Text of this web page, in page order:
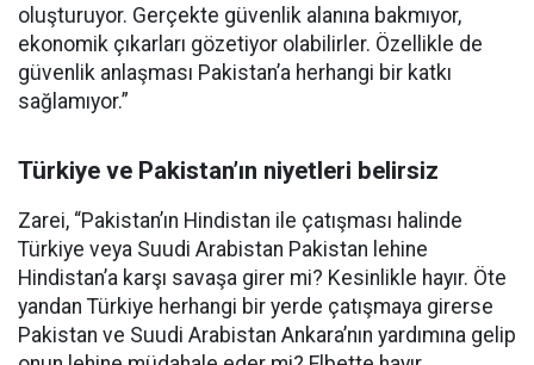
oluşturuyor. Gerçekte güvenlik alanına bakmıyor,
ekonomik çıkarları gözetiyor olabilirler. Özellikle de
güvenlik anlaşması Pakistan’a herhangi bir katkı
sağlamıyor.”
Türkiye ve Pakistan’ın niyetleri belirsiz
Zarei, “Pakistan’ın Hindistan ile çatışması halinde
Türkiye veya Suudi Arabistan Pakistan lehine
Hindistan’a karşı savaşa girer mi? Kesinlikle hayır. Öte
yandan Türkiye herhangi bir yerde çatışmaya girerse
Pakistan ve Suudi Arabistan Ankara’nın yardımına gelip